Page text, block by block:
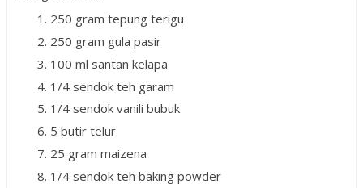
250 gram tepung terigu
250 gram gula pasir
100 ml santan kelapa
1/4 sendok teh garam
1/4 sendok vanili bubuk
5 butir telur
25 gram maizena
1/4 sendok teh baking powder